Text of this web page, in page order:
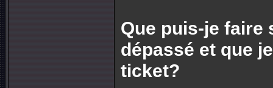
Que puis-je faire
dépassé et que
ticket?